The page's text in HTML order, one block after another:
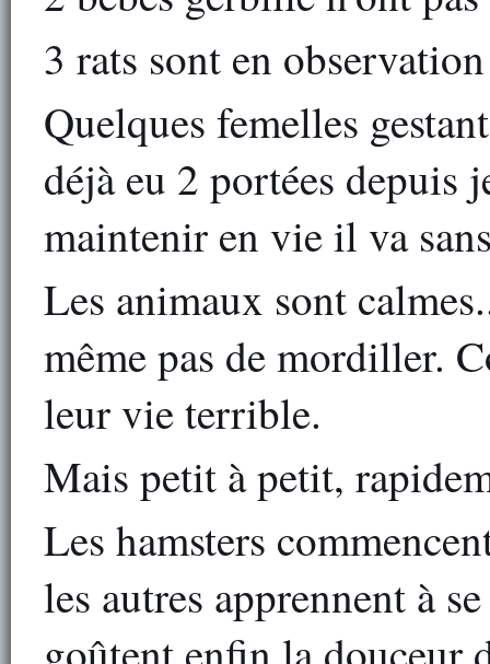
3 rats sont en
Quelques femelles
déjà eu 2 portées depuis
maintenir en vie il va
Les animaux sont
même pas de mordiller.
leur vie terrible.
Mais petit à petit,
Les hamsters
les autres apprennent à